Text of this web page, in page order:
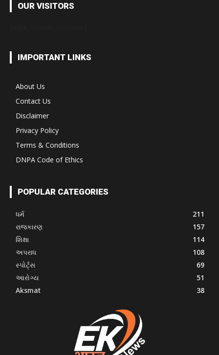
OUR VISITORS
IMPORTANT LINKS
About Us
Contact Us
Disclaimer
Privacy Policy
Terms & Conditions
DNPA Code of Ethics
POPULAR CATEGORIES
ધર્મ
211
રાજકારણ
157
શિક્ષા
114
અપરાધ
108
સ્પોર્ટ્સ
69
આરોગ્ય
51
Aksmat
38